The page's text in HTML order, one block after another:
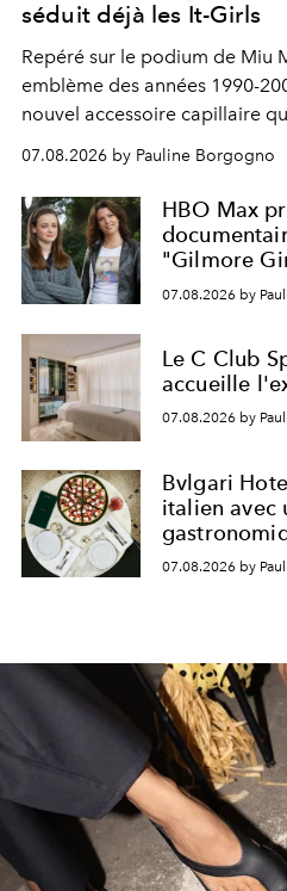
séduit déjà les It-Girls
Repéré sur le podium de Miu
emblème des années 1990-
nouvel accessoire capillaire
s'arrachent déjà.
07.08.2026 by Pauline Borgogno
HBO Max
"Gilmore
07.08.2026 by
Le C Club
accueille
07.08.2026 by
Bvlgari
italien avec
07.08.2026 by